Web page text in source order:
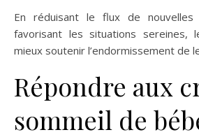
En réduisant le flux de
favorisant les situations sereines,
mieux soutenir l’endormissement de
Répondre aux
sommeil de